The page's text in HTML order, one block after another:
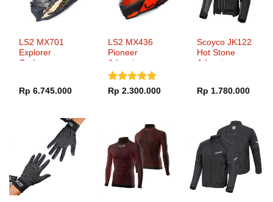
LS2 MX701
Explorer
Carbon
Rp 6.745.000
LS2 MX436
Pioneer
Adventurer
Matt Black
Dinilai5
Rp 2.300.000
Scoyco JK122
Hot Stone
Adventure
Rp 1.780.000